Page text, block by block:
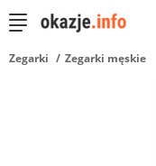
Zegarki Zegarki męskie